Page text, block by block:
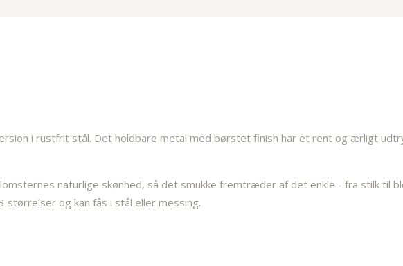
i rustfrit stål. Det holdbare metal med børstet finish har et rent og ærligt
naturlige skønhed, så det smukke fremtræder af det enkle - fra stilk til
og kan fås i stål eller messing.